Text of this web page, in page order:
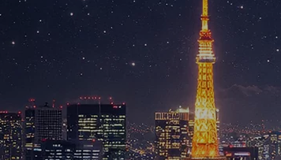
運命予報占いとは
記事カテゴリー